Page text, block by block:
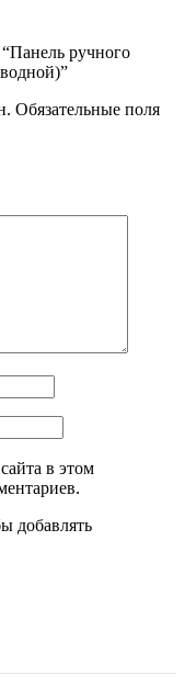
ручного
Обязательные поля
в этом
добавлять